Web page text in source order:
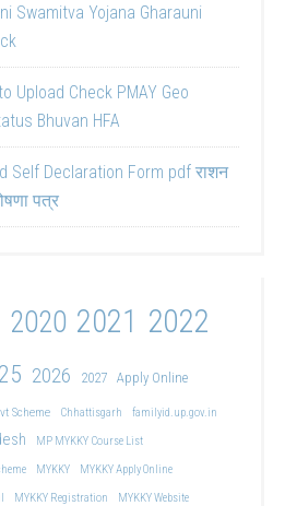
Swamitva Yojana Gharauni
Upload Check PMAY Geo
Bhuvan HFA
Self Declaration Form pdf राशन
पत्र
2020 2021 2022
2026 2027 Apply Online
Scheme Chhattisgarh familyid.up.gov.in
MP MYKKY Course List
MYKKY
MYKKY Apply Online
MYKKY Registration
MYKKY Website